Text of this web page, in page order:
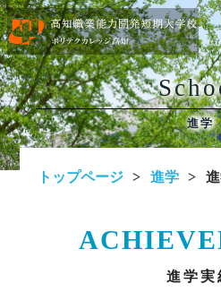
進学
トップページ 進学
進学実